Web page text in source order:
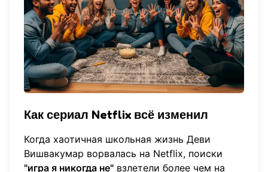
Как сериал Netflix всё изменил
Когда хаотичная школьная жизнь Деви
Вишвакумар ворвалась на Netflix, поиски
"игра я никогда не" взлетели более чем на